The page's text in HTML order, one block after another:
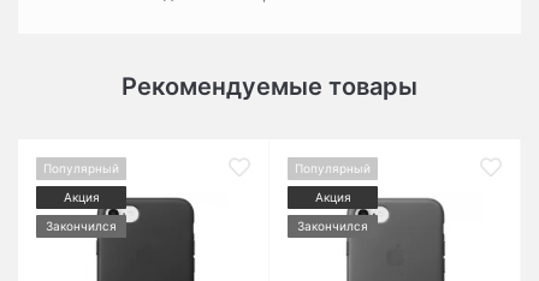
Рекомендуемые товары
Популярный
Акция
Закончился
Популярный
Акция
Закончился